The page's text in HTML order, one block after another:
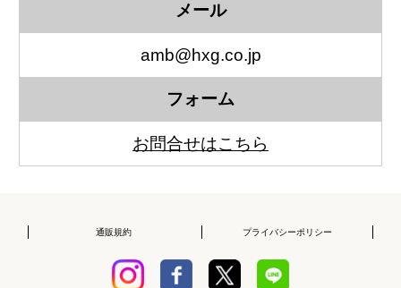
メール
amb@hxg.co.jp
フォーム
お問合せはこちら
通販規約 プライバシーポリシー